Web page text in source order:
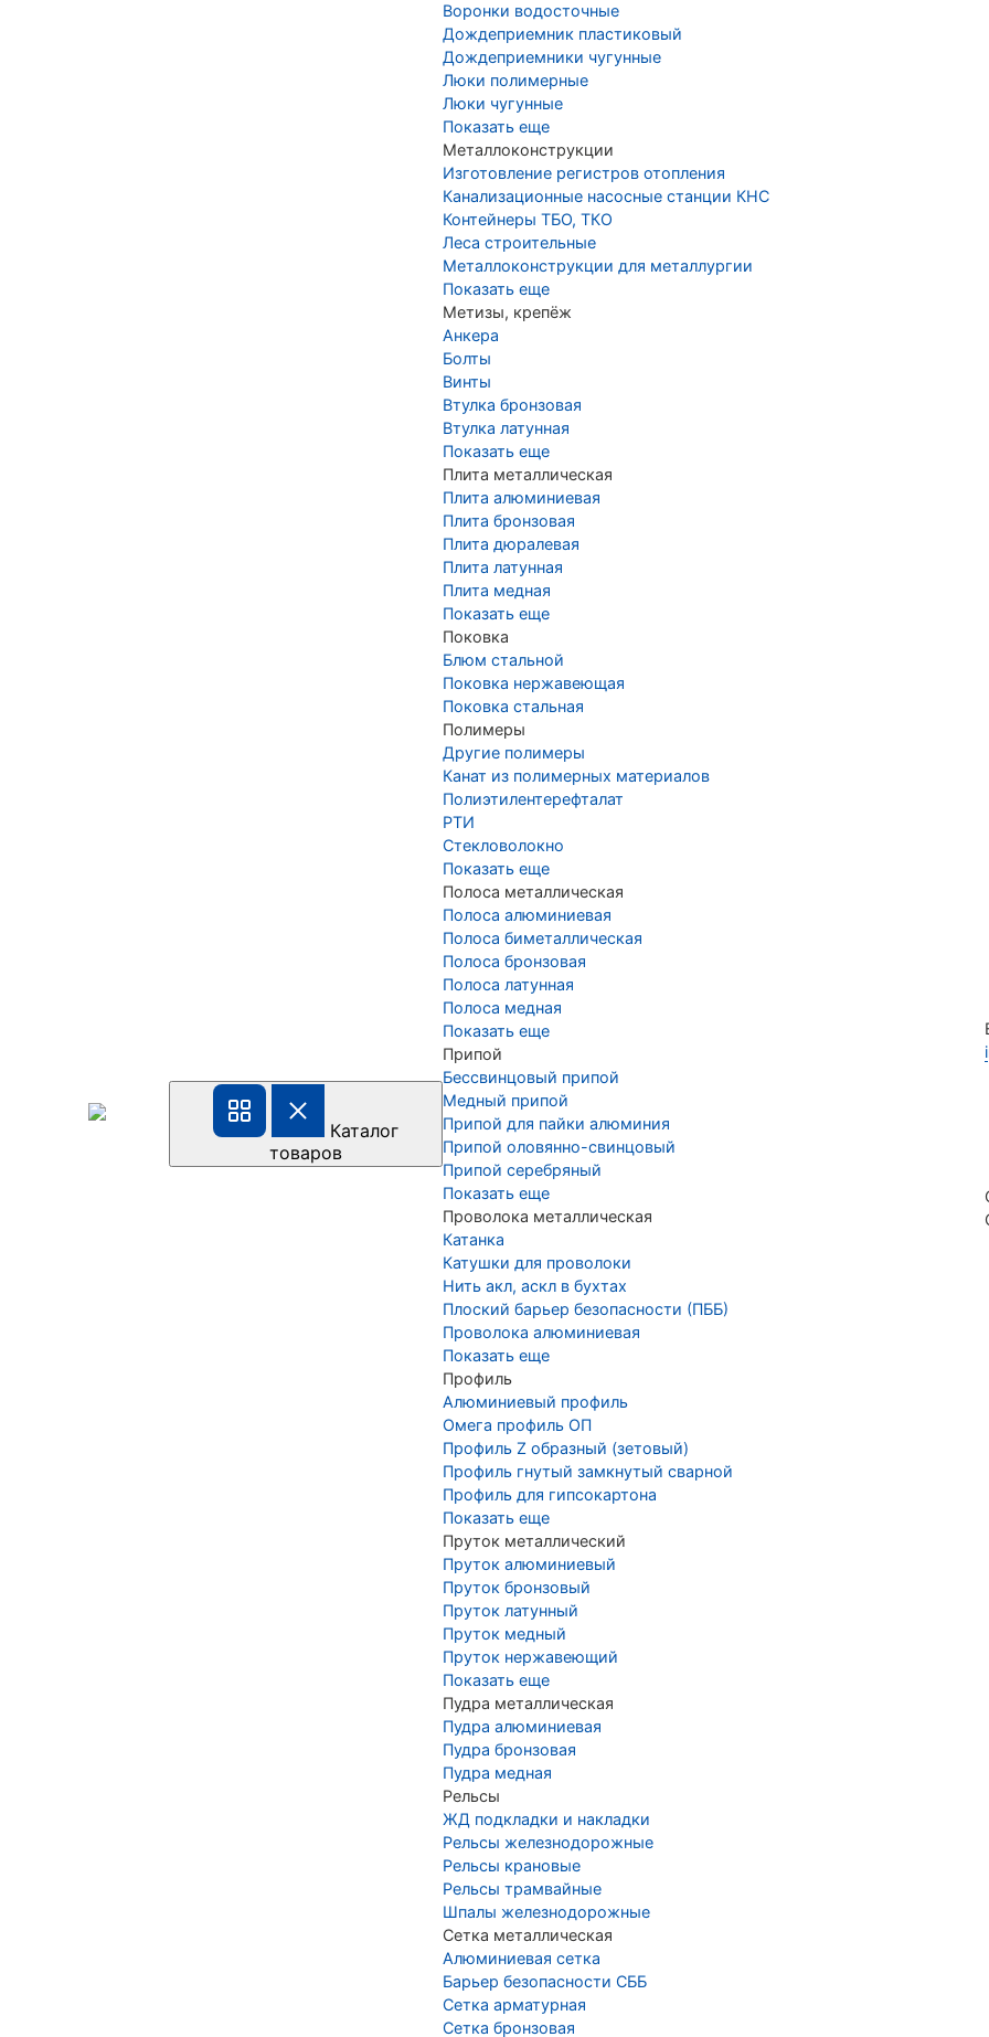
Каталог
товаров
Воронки водосточные
Дождеприемник пластиковый
Дождеприемники чугунные
Люки полимерные
Люки чугунные
Показать еще
Металлоконструкции
Изготовление регистров отопления
Канализационные насосные станции КНС
Контейнеры ТБО, ТКО
Леса строительные
Металлоконструкции для металлургии
Показать еще
Метизы, крепёж
Анкера
Болты
Винты
Втулка бронзовая
Втулка латунная
Показать еще
Плита металлическая
Плита алюминиевая
Плита бронзовая
Плита дюралевая
Плита латунная
Плита медная
Показать еще
Поковка
Блюм стальной
Поковка нержавеющая
Поковка стальная
Полимеры
Другие полимеры
Канат из полимерных материалов
Полиэтилентерефталат
РТИ
Стекловолокно
Показать еще
Полоса металлическая
Полоса алюминиевая
Полоса биметаллическая
Полоса бронзовая
Полоса латунная
Полоса медная
Показать еще
Припой
Бессвинцовый припой
Медный припой
Припой для пайки алюминия
Припой оловянно-свинцовый
Припой серебряный
Показать еще
Проволока металлическая
Катанка
Катушки для проволоки
Нить акл, аскл в бухтах
Плоский барьер безопасности (ПББ)
Проволока алюминиевая
Показать еще
Профиль
Алюминиевый профиль
Омега профиль ОП
Профиль Z образный (зетовый)
Профиль гнутый замкнутый сварной
Профиль для гипсокартона
Показать еще
Пруток металлический
Пруток алюминиевый
Пруток бронзовый
Пруток латунный
Пруток медный
Пруток нержавеющий
Показать еще
Пудра металлическая
Пудра алюминиевая
Пудра бронзовая
Пудра медная
Рельсы
ЖД подкладки и накладки
Рельсы железнодорожные
Рельсы крановые
Рельсы трамвайные
Шпалы железнодорожные
Сетка металлическая
Алюминиевая сетка
Барьер безопасности СББ
Сетка арматурная
Сетка бронзовая